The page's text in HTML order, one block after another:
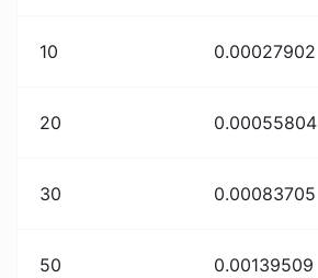
10 0.00027902
20 0.00055804
30 0.00083705
50 0.00139509